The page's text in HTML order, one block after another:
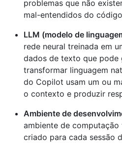
problemas que não
mal-entendidos do
LLM (modelo de
rede neural treinada em
dados de texto que pode
transformar linguagem
do Copilot usam um ou
o contexto e produzir
Ambiente de
ambiente de
criado para cada sessão